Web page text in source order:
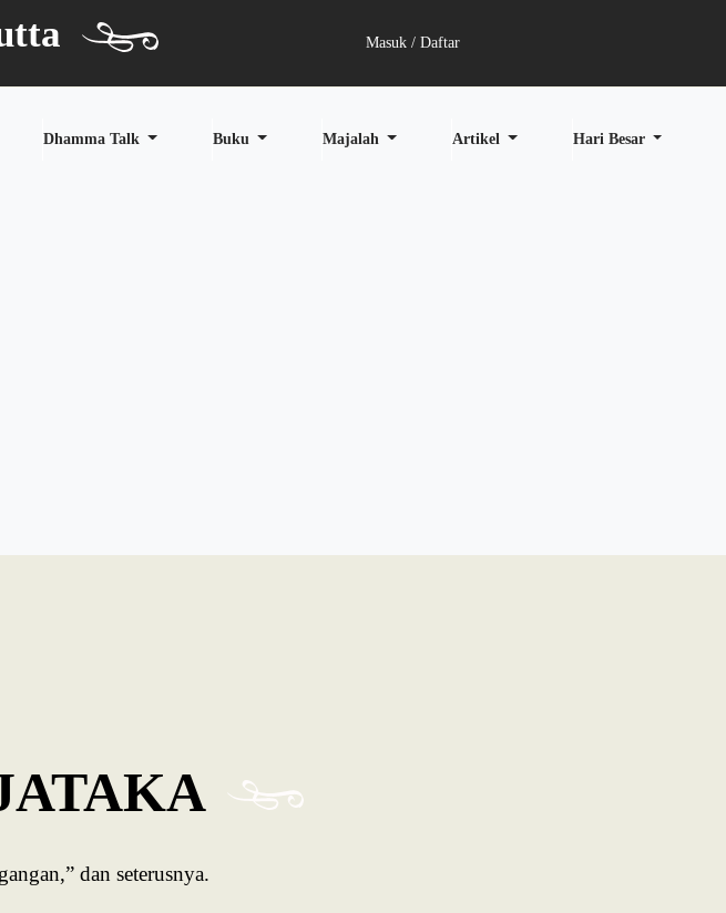
Masuk / Daftar
Dhamma Talk Buku Majalah Artikel Hari Besar
dan seterusnya.